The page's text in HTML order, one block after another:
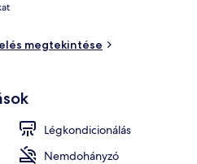
megtekintése
Légkondicionálás
Nemdohányzó